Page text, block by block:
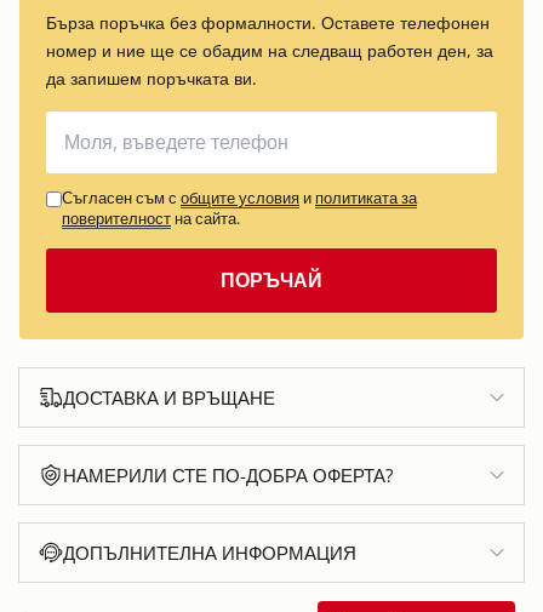
Бърза поръчка без формалности. Оставете телефонен
номер и ние ще се обадим на следващ работен ден, за
да запишем поръчката ви.
Съгласен съм с общите условия и политиката за
поверителност на сайта.
ПОРЪЧАЙ
ДОСТАВКА И ВРЪЩАНЕ
НАМЕРИЛИ СТЕ ПО-ДОБРА ОФЕРТА?
ДОПЪЛНИТЕЛНА ИНФОРМАЦИЯ